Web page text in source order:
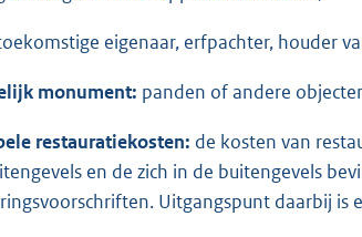
eigenaar, erfpachter, houder
monument: panden of andere
restauratiekosten: de kosten van
en de zich in de buitengevels
Uitgangspunt daarbij is